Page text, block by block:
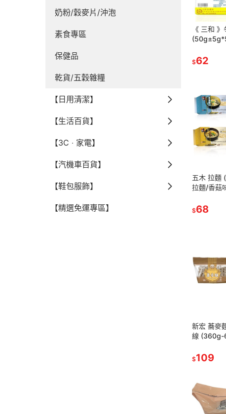
奶粉/穀麥片/沖泡
素食專區
保健品
乾貨/五穀雜糧
【日用清潔】
【生活百貨】
【3C ‧ 家電】
【汽機車百貨】
【鞋包服飾】
【精選免運專區】
《 三和
$62
五木 拉麵
拉麵/香菇
$68
新宏 蕎麥
線 (360g-
$109